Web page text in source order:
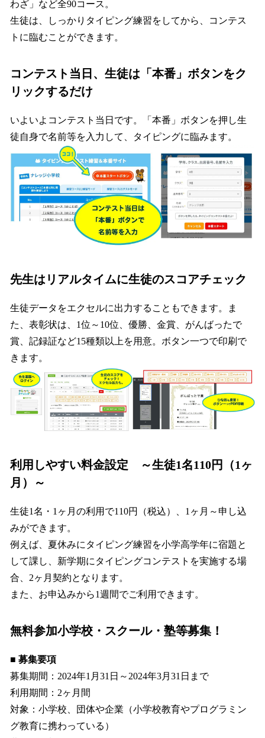
わざ」など全90コース。
生徒は、しっかりタイピング練習をしてから、コンテス
トに臨むことができます。
コンテスト当日、生徒は「本番」ボタンをク
リックするだけ
いよいよコンテスト当日です。「本番」ボタンを押し生
徒自身で名前等を入力して、タイピングに臨みます。
先生はリアルタイムに生徒のスコアチェック
生徒データをエクセルに出力することもできます。ま
た、表彰状は、1位～10位、優勝、金賞、がんばったで
賞、記録証など15種類以上を用意。ボタン一つで印刷で
きます。
利用しやすい料金設定 ～生徒1名110円（1ヶ
月）～
生徒1名・1ヶ月の利用で110円（税込）、1ヶ月～申し込
みができます。
例えば、夏休みにタイピング練習を小学高学年に宿題と
して課し、新学期にタイピングコンテストを実施する場
合、2ヶ月契約となります。
また、お申込みから1週間でご利用できます。
無料参加小学校・スクール・塾等募集！
■ 募集要項
募集期間：2024年1月31日～2024年3月31日まで
利用期間：2ヶ月間
対象：小学校、団体や企業（小学校教育やプログラミン
グ教育に携わっている）